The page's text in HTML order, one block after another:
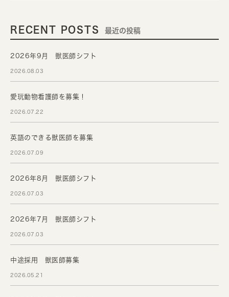
RECENT POSTS 最近の投稿
2026年9月 獣医師シフト
2026.08.03
愛玩動物看護師を募集！
2026.07.22
英語のできる獣医師を募集
2026.07.09
2026年8月 獣医師シフト
2026.07.03
2026年7月 獣医師シフト
2026.07.03
中途採用 獣医師募集
2026.05.21